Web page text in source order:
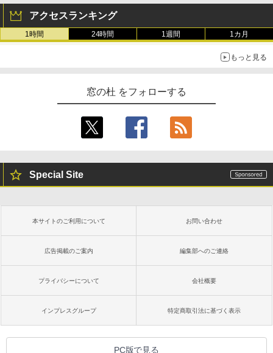
アクセスランキング
1時間 24時間 1週間 1カ月
もっと見る
窓の杜 をフォローする
Special Site
本サイトのご利用について お問い合わせ
広告掲載のご案内 編集部へのご連絡
プライバシーについて 会社概要
インプレスグループ 特定商取引法に基づく表示
PC版で見る